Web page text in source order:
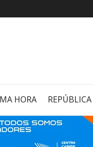
HORA REPÚBLICA